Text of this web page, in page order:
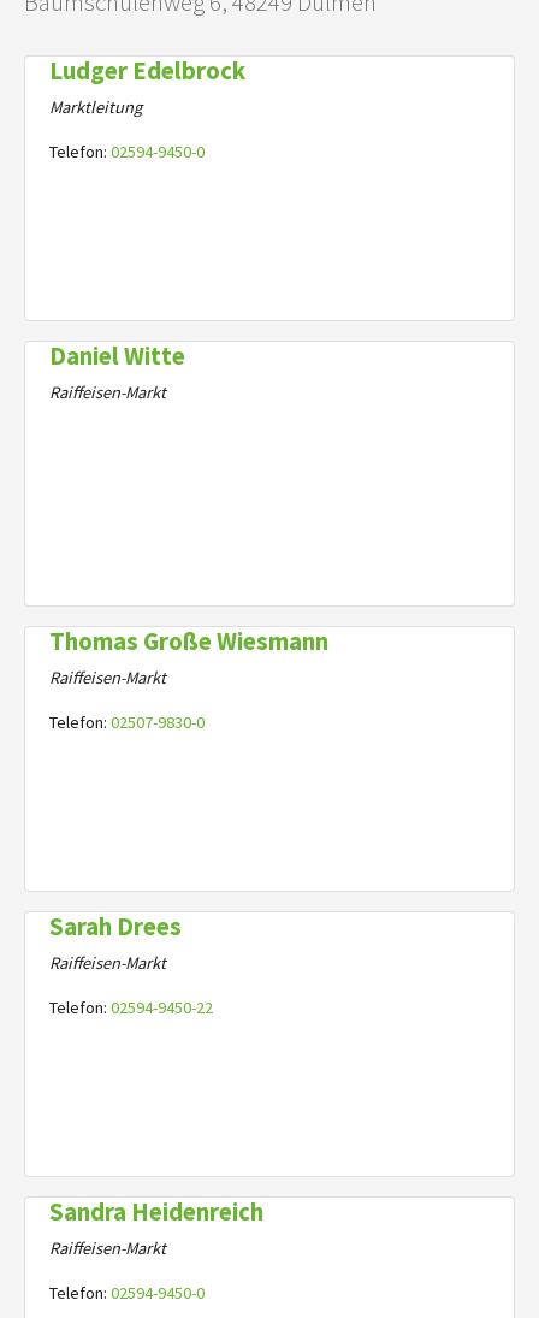
Ludger Edelbrock
Marktleitung
Telefon: 02594-9450-0
Daniel Witte
Raiffeisen-Markt
Thomas Große Wiesmann
Raiffeisen-Markt
Telefon: 02507-9830-0
Sarah Drees
Raiffeisen-Markt
Telefon: 02594-9450-22
Sandra Heidenreich
Raiffeisen-Markt
Telefon: 02594-9450-0